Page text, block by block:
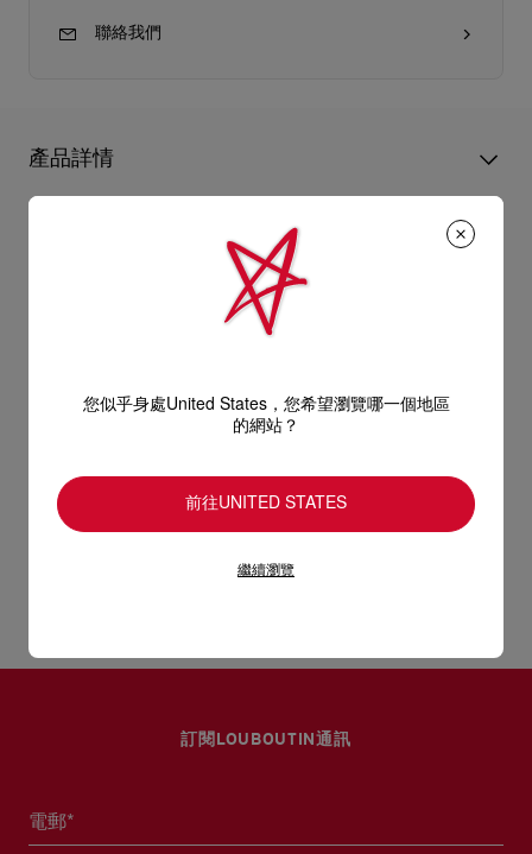
聯絡我們
產品詳情
Christian Louboutin的Bettina大手挽袋設計輕巧，雋永優雅，展
現時尚脫俗魅力，亦能輕鬆收納隨身物品，配合日夜場合的需
要。袋面添上金色裝飾，呼應經典紅鞋底的優美輪廓。這款實用
手挽袋容量驚人，可擺放手提電腦，而隨附的化妝袋更可拆下。
袋身以黑色粒面小牛皮製造，並配以雙手挽。
- 1個主間隔
- 1個可拆下的撳鈕化妝袋
- 高26 x 長36 x 闊30厘米
閱讀更多
260mm x 360mm x 300mm
只要好好愛護，便能歷久常新。無論您的Christian Louboutin皮
心儀的設計耐用經年。
請小心護理閃亮皮革產品，以免品質受損。
產品保養
以 DHL Express 運送 - 送貨時間：3至 4個工作天
部分地區可能需要額外送貨時間。
詳情
換貨視乎產品存貨而定，請聯絡客戶服務專員。
瀏覽退貨政策。
訂閱LOUBOUTIN通訊
電郵*
您似乎身處United States，您希望瀏覽哪一個地區
的網站？
前往UNITED STATES
繼續瀏覽